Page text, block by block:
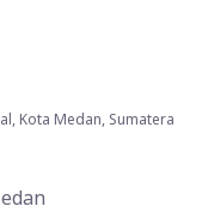
Kota Medan, Sumatera